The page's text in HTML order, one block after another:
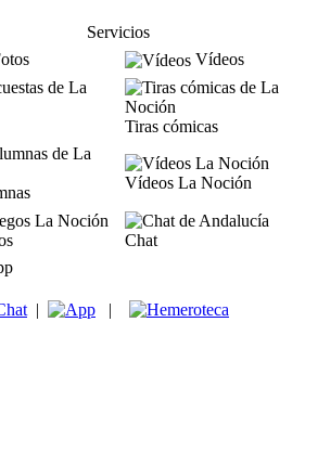
Servicios
Vídeos
Tiras cómicas
Vídeos La Noción
Chat
| |